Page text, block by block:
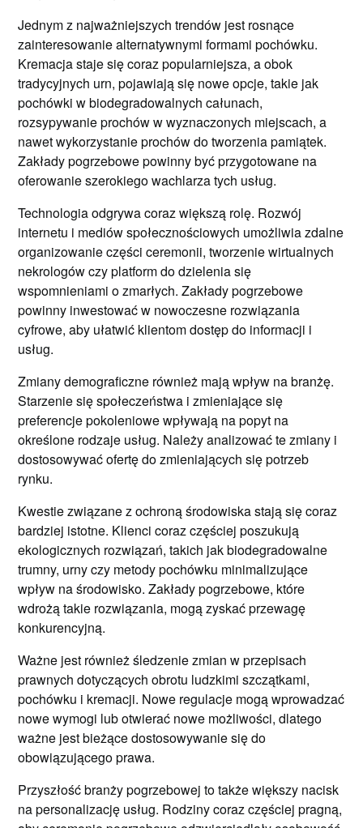
Jednym z najważniejszych trendów jest rosnące
zainteresowanie alternatywnymi formami pochówku.
Kremacja staje się coraz popularniejsza, a obok
tradycyjnych urn, pojawiają się nowe opcje, takie jak
pochówki w biodegradowalnych całunach,
rozsypywanie prochów w wyznaczonych miejscach, a
nawet wykorzystanie prochów do tworzenia pamiątek.
Zakłady pogrzebowe powinny być przygotowane na
oferowanie szerokiego wachlarza tych usług.
Technologia odgrywa coraz większą rolę. Rozwój
internetu i mediów społecznościowych umożliwia zdalne
organizowanie części ceremonii, tworzenie wirtualnych
nekrologów czy platform do dzielenia się
wspomnieniami o zmarłych. Zakłady pogrzebowe
powinny inwestować w nowoczesne rozwiązania
cyfrowe, aby ułatwić klientom dostęp do informacji i
usług.
Zmiany demograficzne również mają wpływ na branżę.
Starzenie się społeczeństwa i zmieniające się
preferencje pokoleniowe wpływają na popyt na
określone rodzaje usług. Należy analizować te zmiany i
dostosowywać ofertę do zmieniających się potrzeb
rynku.
Kwestie związane z ochroną środowiska stają się coraz
bardziej istotne. Klienci coraz częściej poszukują
ekologicznych rozwiązań, takich jak biodegradowalne
trumny, urny czy metody pochówku minimalizujące
wpływ na środowisko. Zakłady pogrzebowe, które
wdrożą takie rozwiązania, mogą zyskać przewagę
konkurencyjną.
Ważne jest również śledzenie zmian w przepisach
prawnych dotyczących obrotu ludzkimi szczątkami,
pochówku i kremacji. Nowe regulacje mogą wprowadzać
nowe wymogi lub otwierać nowe możliwości, dlatego
ważne jest bieżące dostosowywanie się do
obowiązującego prawa.
Przyszłość branży pogrzebowej to także większy nacisk
na personalizację usług. Rodziny coraz częściej pragną,